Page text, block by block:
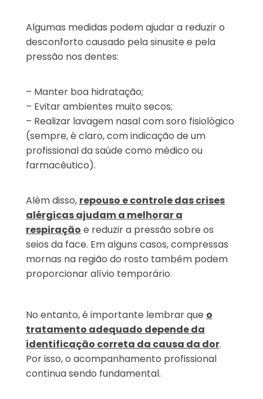
Algumas medidas podem ajudar a reduzir o
desconforto causado pela sinusite e pela
pressão nos dentes:
– Manter boa hidratação;
– Evitar ambientes muito secos;
– Realizar lavagem nasal com soro fisiológico
(sempre, é claro, com indicação de um
profissional da saúde como médico ou
farmacêutico).
Além disso, repouso e controle das crises
alérgicas ajudam a melhorar a
respiração e reduzir a pressão sobre os
seios da face. Em alguns casos, compressas
mornas na região do rosto também podem
proporcionar alívio temporário.
No entanto, é importante lembrar que o
tratamento adequado depende da
identificação correta da causa da dor.
Por isso, o acompanhamento profissional
continua sendo fundamental.